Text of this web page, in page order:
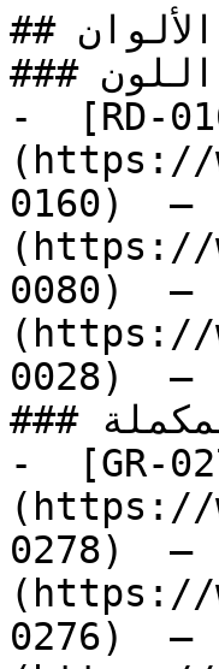
## توافقيات الألوان
### أحادية اللون
-  [RD-
(https://
0160)  —
(https://
0080)  —
(https://
0028)  —
### المكملة
-  [GR-
(https://
0278)  —
(https://
0276)  —